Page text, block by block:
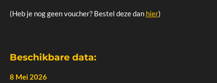
(Heb je nog geen voucher? Bestel deze dan hier)
Beschikbare data:
8 Mei 2026